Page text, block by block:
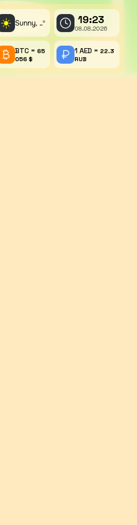
☀️ Sunny, ..° 19:23
08.08.2026
BTC = 65
056 $
1 AED = 22.3
RUB